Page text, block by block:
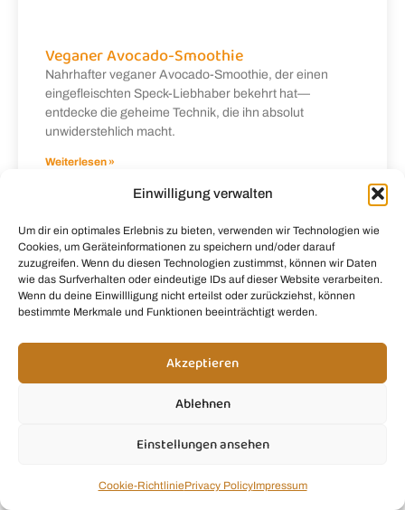
Einwilligung verwalten
Um dir ein optimales Erlebnis zu bieten, verwenden wir Technologien wie
Cookies, um Geräteinformationen zu speichern und/oder darauf
zuzugreifen. Wenn du diesen Technologien zustimmst, können wir Daten
wie das Surfverhalten oder eindeutige IDs auf dieser Website verarbeiten.
Wenn du deine Einwillligung nicht erteilst oder zurückziehst, können
bestimmte Merkmale und Funktionen beeinträchtigt werden.
Akzeptieren
Ablehnen
Einstellungen ansehen
Cookie-RichtliniePrivacy PolicyImpressum
Veganer Avocado-Smoothie
Nahrhafter veganer Avocado-Smoothie, der einen
eingefleischten Speck-Liebhaber bekehrt hat—
entdecke die geheime Technik, die ihn absolut
unwiderstehlich macht.
Weiterlesen »